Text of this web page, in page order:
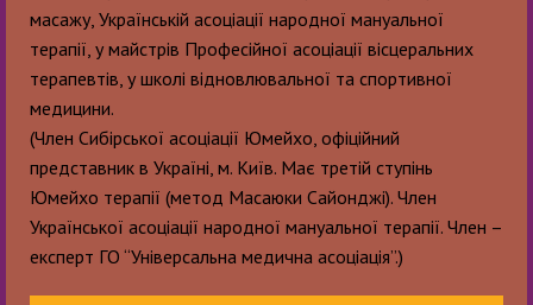
масажу, Українській асоціації народної мануальної
терапії, у майстрів Професійної асоціації вісцеральних
терапевтів, у школі відновлювальної та спортивної
медицини.
(Член Сибірської асоціації Юмейхо, офіційний
представник в Україні, м. Київ. Має третій ступінь
Юмейхо терапії (метод Масаюки Сайонджі). Член
Української асоціації народної мануальної терапії. Член –
експерт ГО “Універсальна медична асоціація”.)